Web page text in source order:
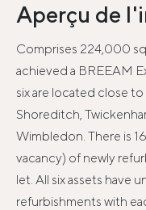
Aperçu de
Comprises 224,000
achieved a BREEAM
six are located close
Shoreditch,
Wimbledon. There is
vacancy) of newly
let. All six assets have
refurbishments with